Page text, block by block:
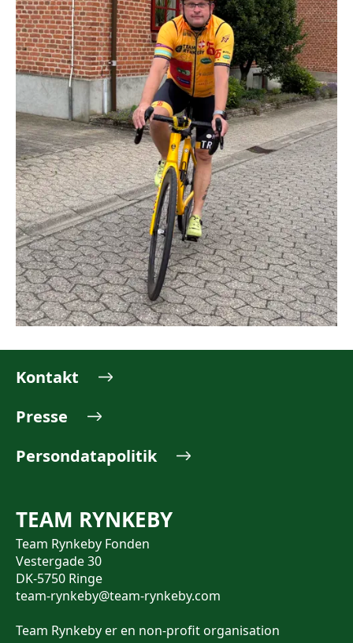
Kontakt
Presse
Persondatapolitik
TEAM RYNKEBY
Team Rynkeby Fonden
Vestergade 30
DK-5750 Ringe
team-rynkeby@team-rynkeby.com
Team Rynkeby er en non-profit organisation